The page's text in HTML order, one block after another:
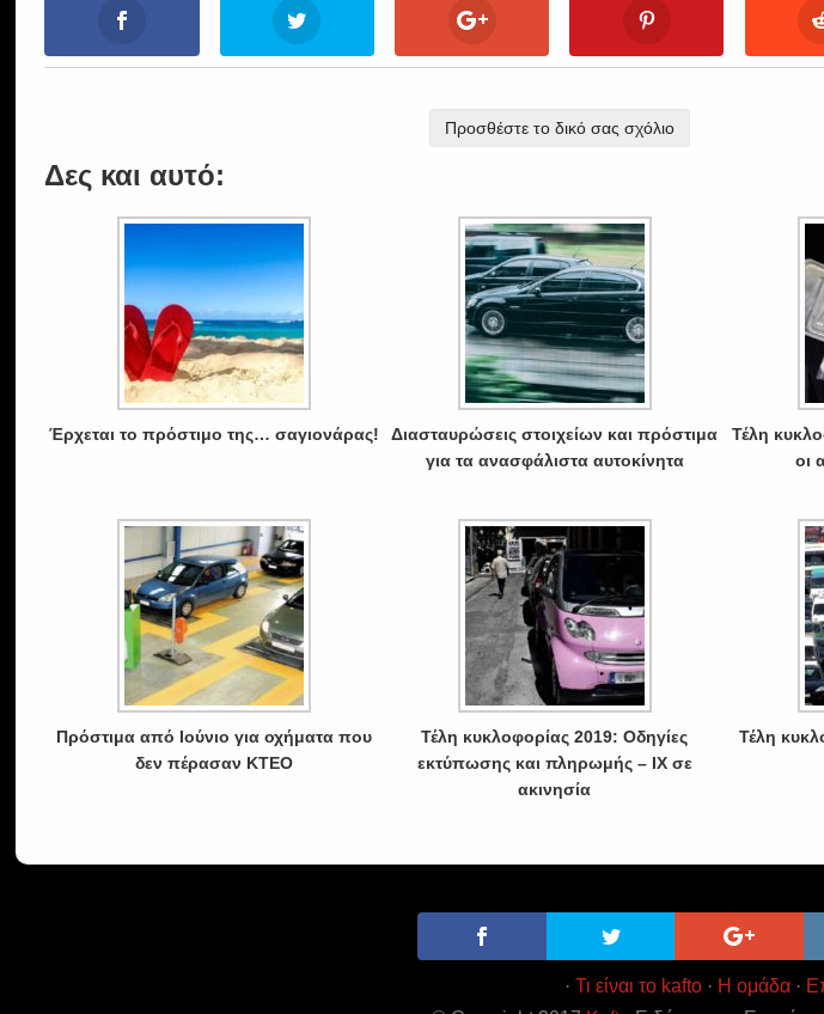
Προσθέστε το δικό σας σχόλιο
Δες και αυτό:
Έρχεται το πρόστιμο της… σαγιονάρας!
Διασταυρώσεις στοιχείων και πρόστιμα
για τα ανασφάλιστα αυτοκίνητα
Τέλη
οι
Πρόστιμα από Ιούνιο για οχήματα που
δεν πέρασαν ΚΤΕΟ
Τέλη κυκλοφορίας 2019: Οδηγίες
εκτύπωσης και πληρωμής – ΙΧ σε
ακινησία
Τέλη
· Τι είναι το kafto· Η ομάδα·